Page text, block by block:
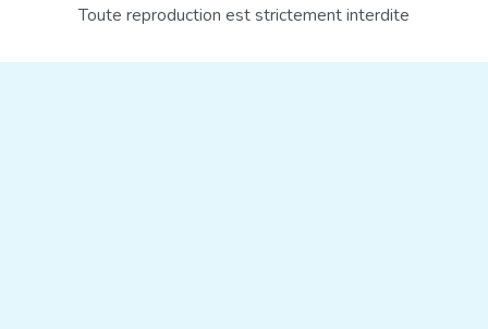
Toute reproduction est strictement interdite